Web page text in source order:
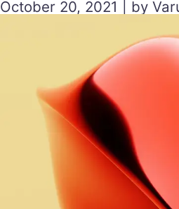
October 20, 2021 | by